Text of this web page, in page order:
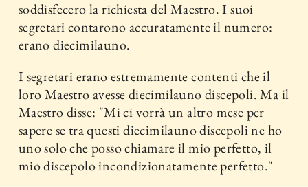
soddisfecero la richiesta del Maestro. I suoi
segretari contarono accuratamente il numero:
erano diecimilauno.
I segretari erano estremamente contenti che il
loro Maestro avesse diecimilauno discepoli. Ma il
Maestro disse: "Mi ci vorrà un altro mese per
sapere se tra questi diecimilauno discepoli ne ho
uno solo che posso chiamare il mio perfetto, il
mio discepolo incondizionatamente perfetto."